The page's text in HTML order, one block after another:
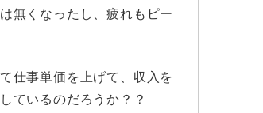
無くなったし、疲れもピー
仕事単価を上げて、収入を
ているのだろうか？？